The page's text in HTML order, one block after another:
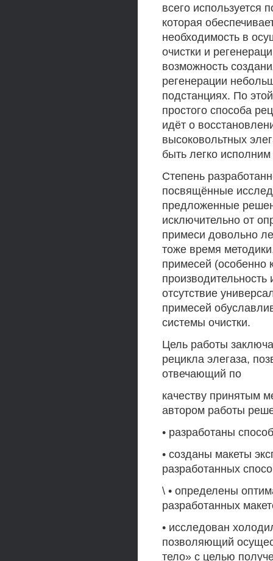
всего используется
которая
необходимость в
очистки и
возможность
регенерации
подстанциях. По
простого способа
идёт о
высоковольтных
быть легко
Степень
посвящённые
предложенные
исключительно от
примеси довольно
тоже время
примесей (особенно
отсутствие
примесей
системы очистки.
Цель работы
рецикла элегаза,
отвечающий по
качеству принятым
автором работы
• разработаны
• созданы макеты
разработанных
\ • определены
разработанных
• исследован
позволяющий
тело» с целью